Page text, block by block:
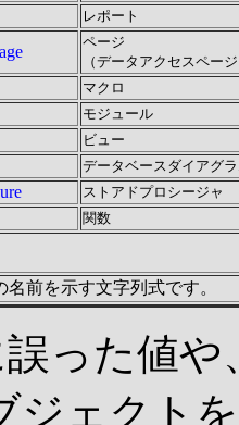
レポート
ページ
（データアクセスペー
マクロ
モジュール
ビュー
データベースダイアグ
ストアドプロシージャ
関数
名前を示す文字列式です。
誤った値
ジェクト